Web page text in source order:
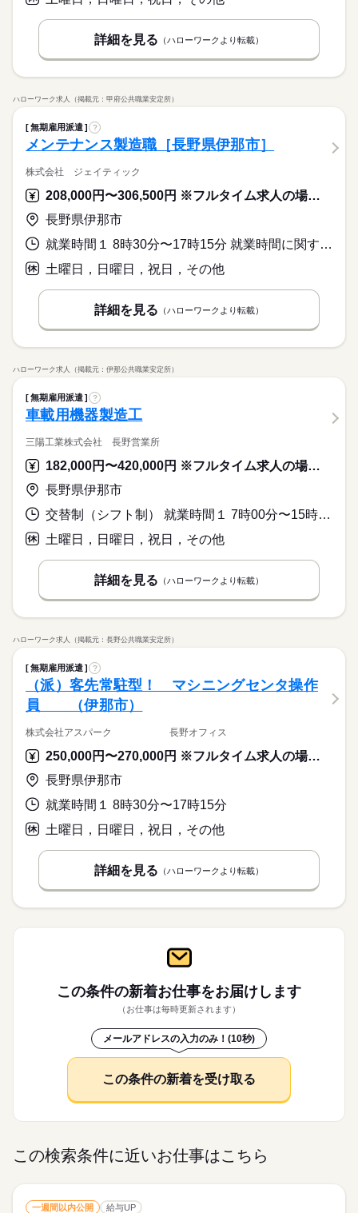
詳細を見る （ハローワークより転載）
ハローワーク求人（掲載元：甲府公共職業安定所）
無期雇用派遣 ?
メンテナンス製造職［長野県伊那市］
株式会社 ジェイティック
208,000円〜306,500円 ※フルタイム求人の場合は月額（換算額）、パート求人の場合は時間額を表示しています。
長野県伊那市
就業時間１ 8時30分〜17時15分 就業時間に関する特記事項 実働時間８時間（休憩時間４５分）
土曜日，日曜日，祝日，その他
詳細を見る （ハローワークより転載）
ハローワーク求人（掲載元：伊那公共職業安定所）
無期雇用派遣 ?
車載用機器製造工
三陽工業株式会社 長野営業所
182,000円〜420,000円 ※フルタイム求人の場合は月額（換算額）、パート求人の場合は時間額を表示しています。
長野県伊那市
交替制（シフト制） 就業時間１ 7時00分〜15時30分 就業時間２ 15時00分〜23時30分 就業時間３ 23時00分〜7時30分 又は 8時45分〜17時30分の時間の間の8時間程度
土曜日，日曜日，祝日，その他
詳細を見る （ハローワークより転載）
ハローワーク求人（掲載元：長野公共職業安定所）
無期雇用派遣 ?
（派）客先常駐型！ マシニングセンタ操作
員 （伊那市）
株式会社アスパーク 長野オフィス
250,000円〜270,000円 ※フルタイム求人の場合は月額（換算額）、パート求人の場合は時間額を表示しています。
長野県伊那市
就業時間１ 8時30分〜17時15分
土曜日，日曜日，祝日，その他
詳細を見る （ハローワークより転載）
この条件の新着お仕事をお届けします
（お仕事は毎時更新されます）
メールアドレスの入力のみ！(10秒)
この条件の新着を受け取る
この検索条件に近いお仕事はこちら
一週間以内公開
給与UP